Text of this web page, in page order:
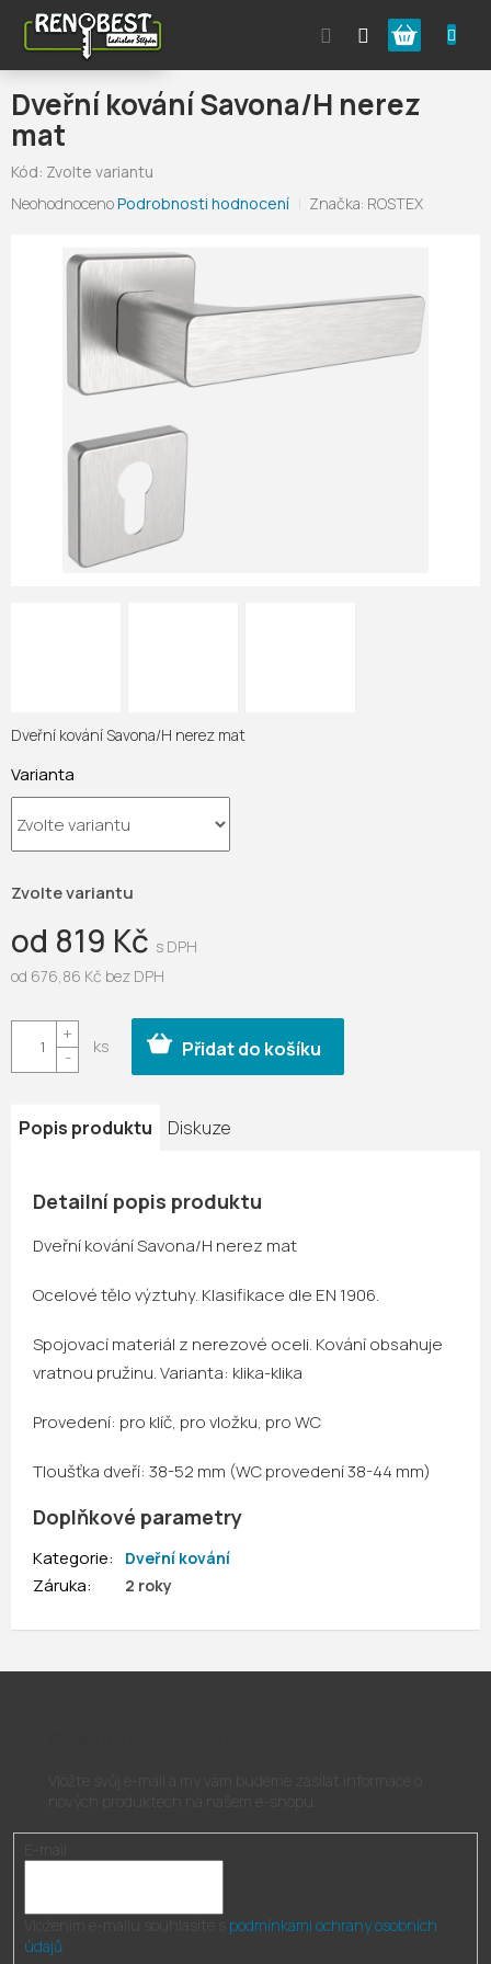
obsah
Nákupní
košík
Dveřní kování Savona/H nerez
mat
Kód: Zvolte variantu
Průměrné
hvězdiček.
NeohodnocenoPodrobnosti hodnocení Značka: ROSTEX
od 819 Kč
od 676,86 Kč bez DPH
cena:
Zvolte variantu
Varianta
Přidat do košíku
Dveřní kování Savona/H nerez mat
Popis produktu Diskuze
Detailní popis produktu
Dveřní kování Savona/H nerez mat
Ocelové tělo výztuhy. Klasifikace dle EN 1906.
Spojovací materiál z nerezové oceli. Kování obsahuje
vratnou pružinu. Varianta: klika-klika
Provedení: pro klíč, pro vložku, pro WC
Tloušťka dveří: 38-52 mm (WC provedení 38-44 mm)
Doplňkové parametry
Kategorie: Dveřní kování
Záruka: 2 roky
podmínkami ochrany osobních
údajů